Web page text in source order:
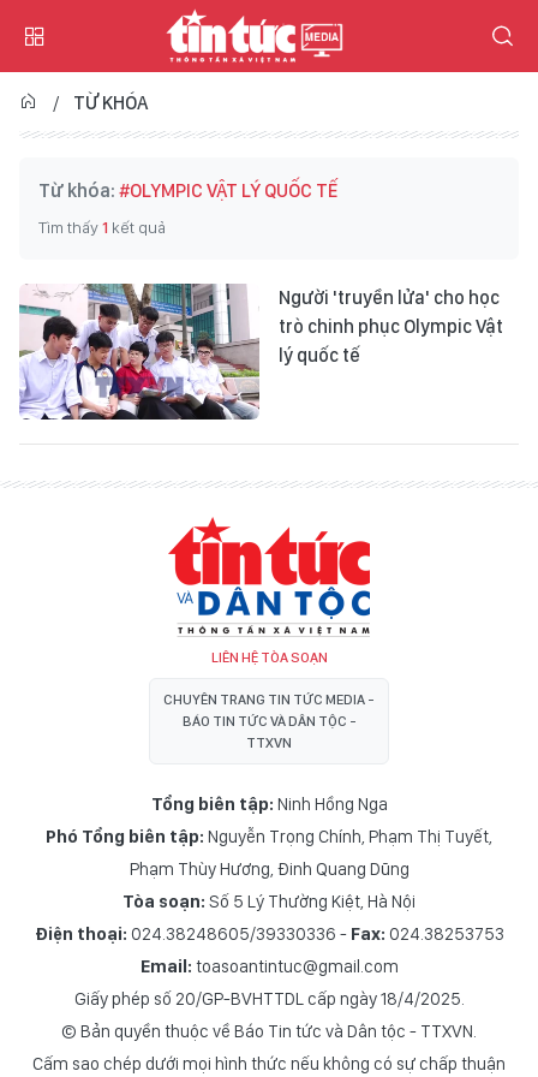
TỪ KHÓA
Từ khóa: #OLYMPIC VẬT LÝ QUỐC TẾ
Tìm thấy1 kết quả
Người 'truyền lửa' cho học
trò chinh phục Olympic Vật
lý quốc tế
LIÊN HỆ TÒA SOẠN
CHUYÊN TRANG TIN TỨC MEDIA -
BÁO TIN TỨC VÀ DÂN TỘC -
TTXVN
Tổng biên tập: Ninh Hồng Nga
Phó Tổng biên tập: Nguyễn Trọng Chính Phạm Thị Tuyết
Phạm Thùy Hương Đinh Quang Dũng
Tòa soạn: Số 5 Lý Thường Kiệt, Hà Nội
Điện thoại: 024.38248605/39330336 - Fax: 024.38253753
Email: toasoantintuc@gmail.com
Giấy phép số 20/GP-BVHTTDL cấp ngày 18/4/2025.
© Bản quyền thuộc về Báo Tin tức và Dân tộc - TTXVN.
Cấm sao chép dưới mọi hình thức nếu không có sự chấp thuận